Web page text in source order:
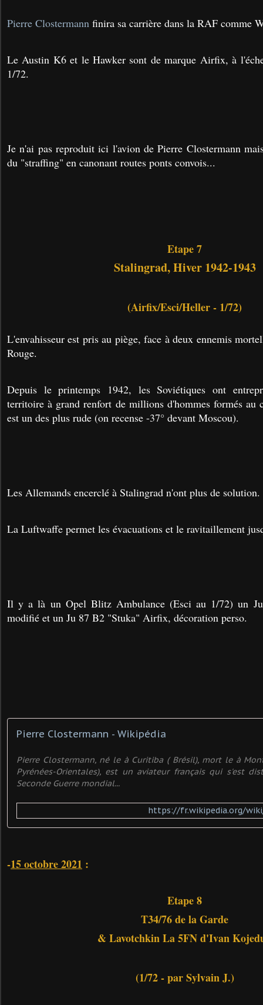
Pierre Clostermann finira sa carrière dans la RAF comme
Le Austin K6 et le Hawker sont de marque Airfix, à
1/72.
Je n'ai pas reproduit ici l'avion de Pierre Clostermann
du "straffing" en canonant routes ponts convois...
Etape 7
Stalingrad, Hiver 1942-1943
(Airfix/Esci/Heller - 1/72)
L'envahisseur est pris au piège, face à deux ennemis
Rouge.
Depuis le printemps 1942, les Soviétiques ont
territoire à grand renfort de millions d'hommes formés au
est un des plus rude (on recense -37° devant Moscou).
Les Allemands encerclé à Stalingrad n'ont plus de solution.
La Luftwaffe permet les évacuations et le ravitaillement
Il y a là un Opel Blitz Ambulance (Esci au 1/72) un
modifié et un Ju 87 B2 "Stuka" Airfix, décoration perso.
Pierre Clostermann - Wikipédia
Pierre Clostermann, né le à Curitiba ( Brésil), mort le à
Pyrénées-Orientales), est un aviateur français qui s'est
Seconde Guerre mondial...
https://fr.wikipedia.org/
-15 octobre 2021 :
Etape 8
T34/76 de la Garde
& Lavotchkin La 5FN d'Ivan
(1/72 - par Sylvain J.)